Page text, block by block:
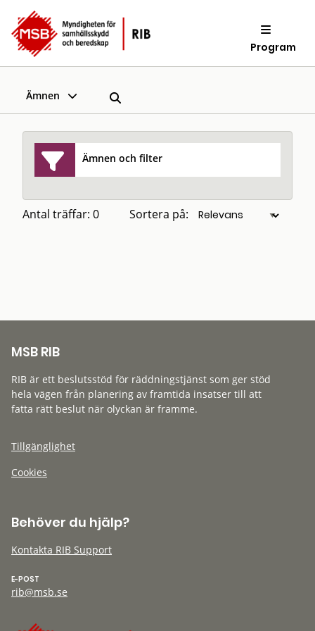
Program
Ämnen
Ämnen och filter
Antal träffar: 0 Sortera på:
MSB RIB
RIB är ett beslutsstöd för räddningstjänst som ger stöd
hela vägen från planering av framtida insatser till att
fatta rätt beslut när olyckan är framme.
Tillgänglighet
Cookies
Behöver du hjälp?
Kontakta RIB Support
E-POST
rib@msb.se